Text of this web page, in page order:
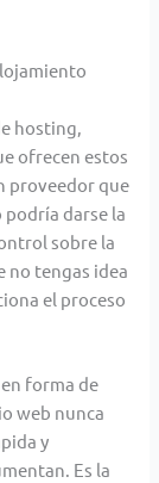
hosting,
ofrecen estos
proveedor que
darse la
sobre la
no tengas idea
el proceso
forma de
web nunca
y
Es la